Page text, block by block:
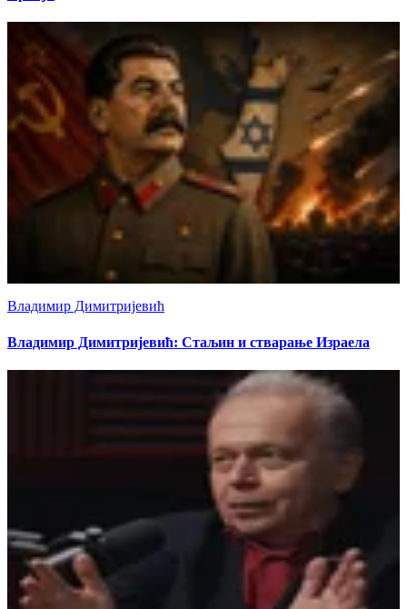
Владимир Димитријевић
Владимир Димитријевић: Стаљин и стварање Израела